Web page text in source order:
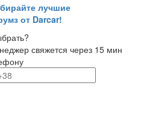
лучшие
от Darcar!
свяжется через 15 мин